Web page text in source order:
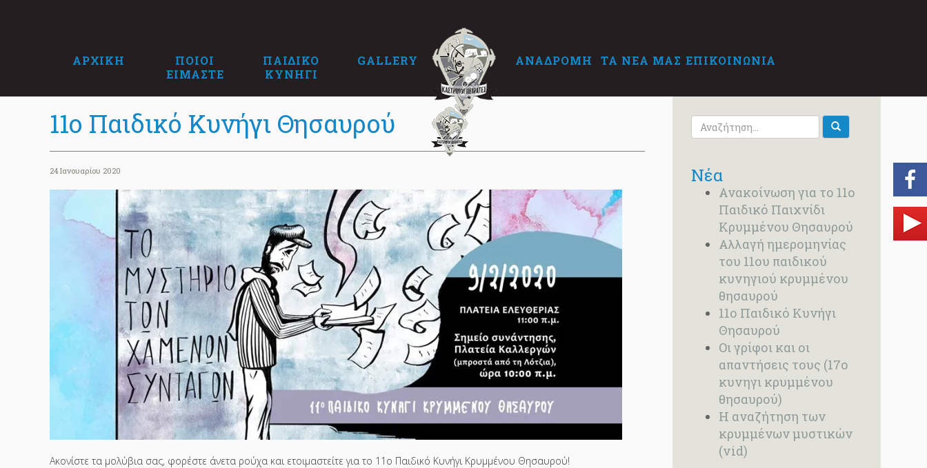
ΑΡΧΙΚΗ
ΠΟΙΟΙ
ΕΙΜΑΣΤΕ
ΠΑΙΔΙΚΟ
ΚΥΝΗΓΙ
GALLERY ΑΝΑΔΡΟΜΗ ΤΑ ΝΕΑ ΜΑΣ ΕΠΙΚΟΙΝΩΝΙΑ
11ο Παιδικό Κυνήγι Θησαυρού
24 Ιανουαρίου 2020
Ακονίστε τα μολύβια σας, φορέστε άνετα ρούχα και ετοιμαστείτε για το 11ο Παιδικό Κυνήγι Κρυμμένου Θησαυρού!
Νέα
Ανακοίνωση για το 11ο
Παιδικό Παιχνίδι
Κρυμμένου Θησαυρού
Αλλαγή ημερομηνίας
του 11ου παιδικού
κυνηγιού κρυμμένου
θησαυρού
11ο Παιδικό Κυνήγι
Θησαυρού
Οι γρίφοι και οι
απαντήσεις τους (17ο
κυνηγι κρυμμένου
θησαυρού)
Η αναζήτηση των
κρυμμένων μυστικών
(vid)